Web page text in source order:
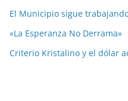
El Municipio sigue
«La Esperanza No Derrama»
Criterio Kristalino y el dólar